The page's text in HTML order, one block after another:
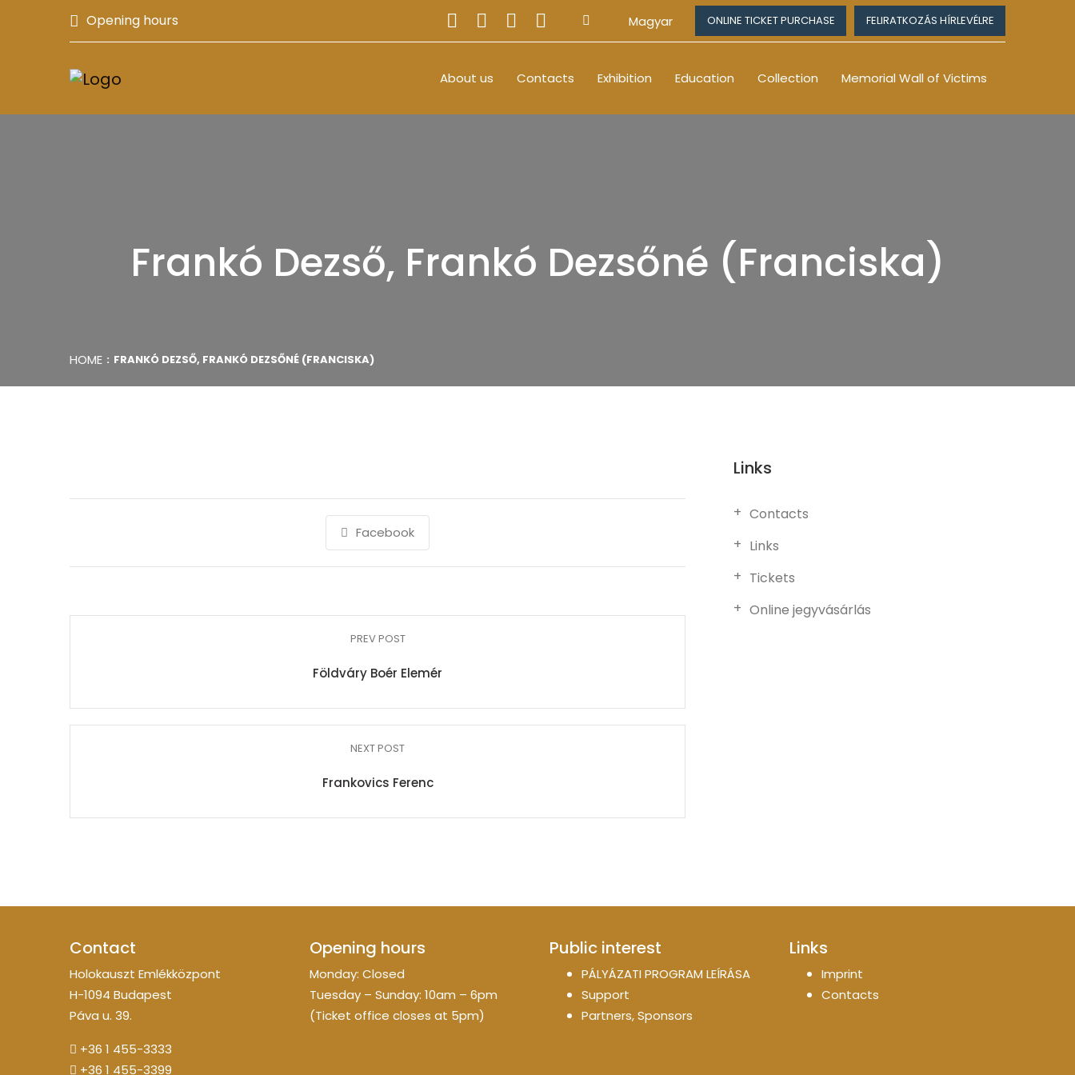
Opening hours Magyar ONLINE TICKET PURCHASE FELIRATKOZÁS HÍRLEVÉLRE
About us Contacts Exhibition Education Collection Memorial Wall of Victims
Frankó Dezső, Frankó Dezsőné (Franciska)
HOME FRANKÓ DEZSŐ, FRANKÓ DEZSŐNÉ (FRANCISKA)
Facebook
PREV POST
Földváry Boér Elemér
NEXT POST
Frankovics Ferenc
Links
Contacts
Links
Tickets
Online jegyvásárlás
Contact
Holokauszt Emlékközpont
H-1094 Budapest
Páva u. 39.
+36 1 455-3333
+36 1 455-3399
Opening hours
Monday: Closed
Tuesday – Sunday: 10am – 6pm
(Ticket office closes at 5pm)
Public interest
PÁLYÁZATI PROGRAM LEÍRÁSA
Support
Partners, Sponsors
Links
Imprint
Contacts